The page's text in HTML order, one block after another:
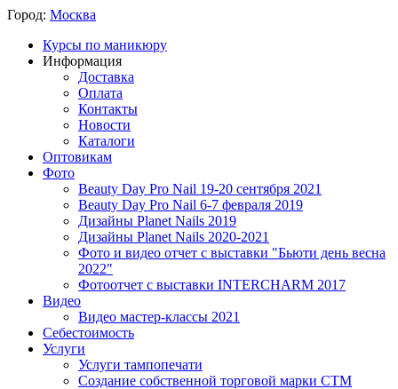
Город: Москва
Курсы по маникюру
Информация
Доставка
Оплата
Контакты
Новости
Каталоги
Оптовикам
Фото
Beauty Day Pro Nail 19-20 сентября 2021
Beauty Day Pro Nail 6-7 февраля 2019
Дизайны Planet Nails 2019
Дизайны Planet Nails 2020-2021
Фото и видео отчет с выставки "Бьюти день весна
2022"
Фотоотчет с выставки INTERCHARM 2017
Видео
Видео мастер-классы 2021
Себестоимость
Услуги
Услуги тампопечати
Создание собственной торговой марки СТМ